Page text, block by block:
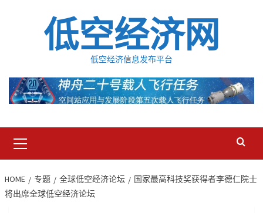
低空经济网
低空经济信息发布平台
Menu
HOME 专题 全球低空经济论坛
国家最高科技奖获得者李德仁院士
将出席全球低空经济论坛